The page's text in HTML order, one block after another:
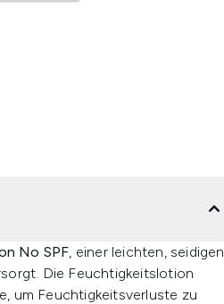
No SPF, einer leichten, seidigen
Die Feuchtigkeitslotion
um Feuchtigkeitsverluste zu